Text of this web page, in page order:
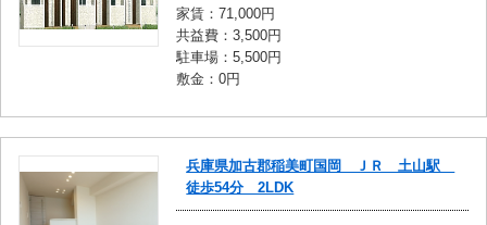
家賃：71,000円
共益費：3,500円
駐車場：5,500円
敷金：0円
兵庫県加古郡稲美町国岡 ＪＲ 土山駅
徒歩54分 2LDK